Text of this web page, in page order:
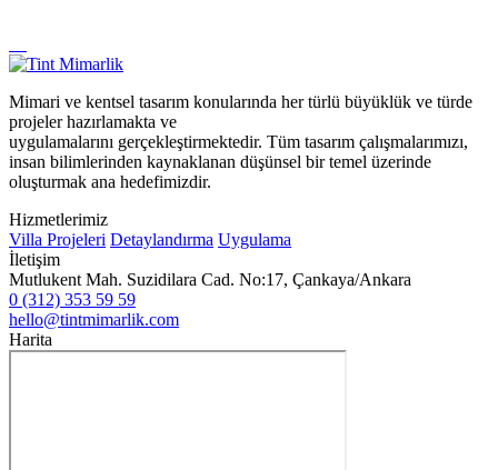
Mimari ve kentsel tasarım konularında her türlü büyüklük ve türde
projeler hazırlamakta ve
uygulamalarını gerçekleştirmektedir. Tüm tasarım çalışmalarımızı,
insan bilimlerinden kaynaklanan düşünsel bir temel üzerinde
oluşturmak ana hedefimizdir.
Hizmetlerimiz
Villa Projeleri Detaylandırma Uygulama
İletişim
Mutlukent Mah. Suzidilara Cad. No:17, Çankaya/Ankara
0 (312) 353 59 59
hello@tintmimarlik.com
Harita